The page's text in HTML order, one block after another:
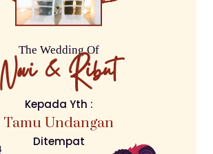
The Wedding Of
Novi & Ribut
Kepada Yth :
Tamu Undangan
Ditempat